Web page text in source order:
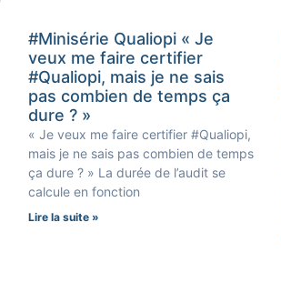
#Minisérie Qualiopi « Je
veux me faire certifier
#Qualiopi, mais je ne sais
pas combien de temps ça
dure ? »
« Je veux me faire certifier #Qualiopi,
mais je ne sais pas combien de temps
ça dure ? » La durée de l’audit se
calcule en fonction
Lire la suite »